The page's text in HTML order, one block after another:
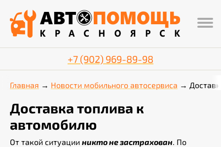
+7 (902) 969-89-98
Главная Новости мобильного автосервиса
Доставка топлива к
автомобилю
От такой ситуации никто не застрахован. По